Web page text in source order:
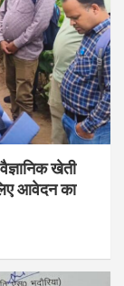
खेती
आवेदन का